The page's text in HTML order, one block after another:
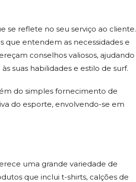
se reflete no seu serviço ao cliente.
que entendem as necessidades e
conselhos valiosos, ajudando
suas habilidades e estilo de surf.
do simples fornecimento de
do esporte, envolvendo-se em
uma grande variedade de
que inclui t-shirts, calções de